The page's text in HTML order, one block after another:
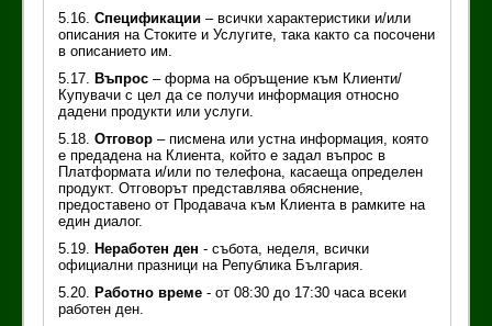
5.16.Спецификации – всички характеристики и/или
описания на Стоките и Услугите, така както са посочени
в описанието им.
5.17.Въпрос – форма на обръщение към Клиенти/
Купувачи с цел да се получи информация относно
дадени продукти или услуги.
5.18.Отговор – писмена или устна информация, която
е предадена на Клиента, който е задал въпрос в
Платформата и/или по телефона, касаеща определен
продукт. Отговорът представлява обяснение,
предоставено от Продавача към Клиента в рамките на
един диалог.
5.19.Неработен ден - събота, неделя, всички
официални празници на Република България.
5.20.Работно време - от 08:30 до 17:30 часа всеки
работен ден.